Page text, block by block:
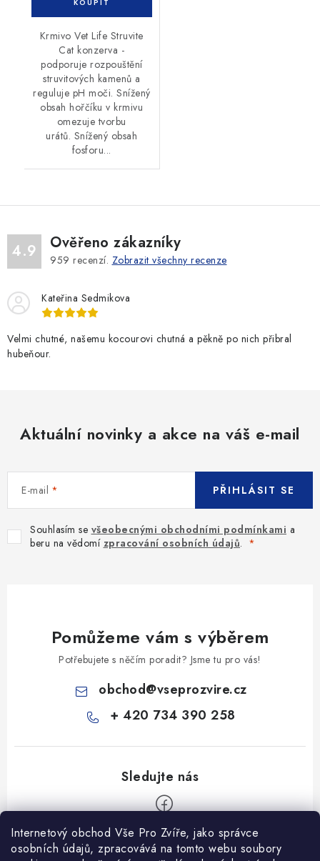
Internetový obchod Vše Pro Zvíře, jako správce
osobních údajů, zpracovává na tomto webu soubory
Krmivo Vet Life Struvite
Cat konzerva -
podporuje rozpouštění
struvitových kamenů a
reguluje pH moči. Snížený
obsah hořčíku v krmivu
omezuje tvorbu
urátů. Snížený obsah
fosforu...
4.9 Ověřeno zákazníky
959 recenzí. Zobrazit všechny recenze
Kateřina Sedmikova
Velmi chutné, našemu kocourovi chutná a pěkně po nich přibral
hubeňour.
Aktuální novinky a akce na váš e-mail
E-mail
Souhlasím se všeobecnými obchodními podmínkami a
beru na vědomí zpracování osobních údajů.
PŘIHLÁSIT SE
Pomůžeme vám s výběrem
Potřebujete s něčím poradit? Jsme tu pro vás!
obchod@vseprozvire.cz
+ 420 734 390 258